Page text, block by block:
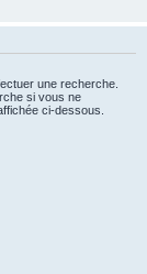
une recherche.
si vous ne
ci-dessous.